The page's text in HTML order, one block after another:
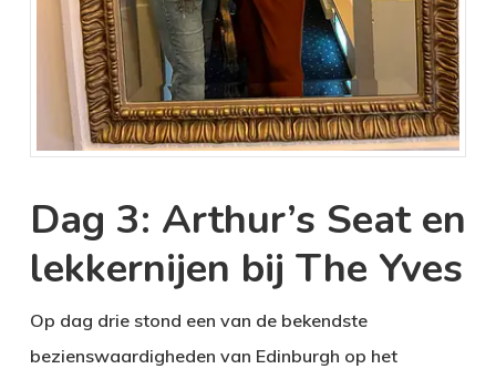
Dag 3: Arthur’s Seat en
lekkernijen bij The Yves
Op dag drie stond een van de bekendste
bezienswaardigheden van Edinburgh op het